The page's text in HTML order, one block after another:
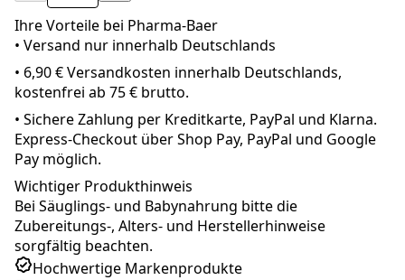
Ihre Vorteile bei Pharma-Baer
• Versand nur innerhalb Deutschlands
• 6,90 € Versandkosten innerhalb Deutschlands,
kostenfrei ab 75 € brutto.
• Sichere Zahlung per Kreditkarte, PayPal und Klarna.
Express-Checkout über Shop Pay, PayPal und Google
Pay möglich.
Wichtiger Produkthinweis
Bei Säuglings- und Babynahrung bitte die
Zubereitungs-, Alters- und Herstellerhinweise
sorgfältig beachten.
Hochwertige Markenprodukte